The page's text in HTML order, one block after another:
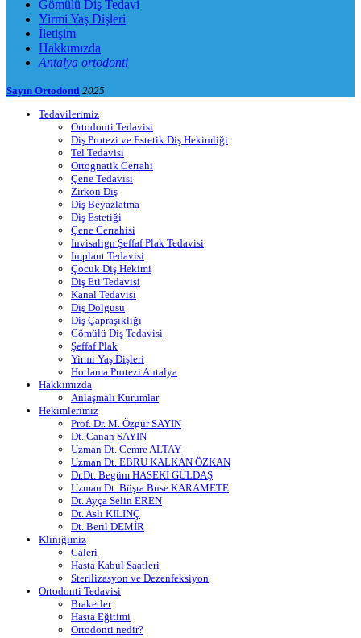
Gömülü Diş Tedavi
Yirmi Yaş Dişleri
İletişim
Hakkımızda
Antalya ortodonti
Sayın Ortodonti 2025
Tedavilerimiz
Ortodonti Tedavisi
Diş Protezi ve Estetik Diş Hekimliği
Tel Tedavisi
Ortognatik Cerrahi
Çene Tedavisi
Zirkon Diş
Diş Beyazlatma
Diş Estetiği
Çene Cerrahisi
Invisalign Şeffaf Plak Tedavisi
İmplant Tedavisi
Çocuk Diş Hekimi
Diş Eti Tedavisi
Kanal Tedavisi
Diş Dolgusu
Diş Çapraşıklığı
Gömülü Diş Tedavisi
Şeffaf Plak
Yirmi Yaş Dişleri
Horlama Protezi Antalya
Hakkımızda
Anlaşmalı Kurumlar
Hekimlerimiz
Prof. Dr. M. Özgür SAYIN
Dt. Canan SAYIN
Uzman Dt. Cemre ALTAY
Uzman Dt. EBRU KALKAN ÖZKAN
Dr.Dt. Begüm HASEKİ GÜLDAŞ
Uzman Dt. Büşra Buse KARAMETE
Dt. Ayça Selin EREN
Dt. Aslı KILINÇ
Dt. Beril DEMİR
Kliniğimiz
Galeri
Hasta Kabul Saatleri
Sterilizasyon ve Dezenfeksiyon
Ortodonti Tedavisi
Braketler
Hasta Eğitimi
Ortodonti nedir?